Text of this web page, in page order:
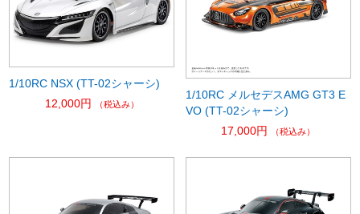
1/10RC NSX (TT-02シャーシ)
12,000円
（税込み）
1/10RC メルセデスAMG GT3 E
VO (TT-02シャーシ)
17,000円
（税込み）